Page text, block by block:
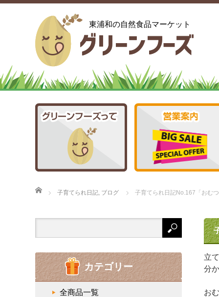
東浦和の自然食品マーケット
ホーム
子育てられ日記, ブログ 子育てられ日記No.167「おむ
立
分
お
カテゴリー
全商品一覧